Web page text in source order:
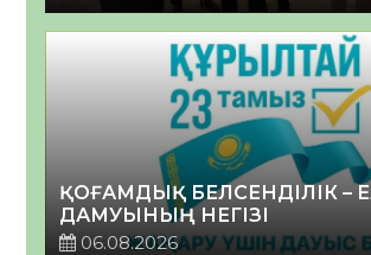
ҚОҒАМДЫҚ БЕЛСЕНДІЛІК –
ДАМУЫНЫҢ НЕГІЗІ
06.08.2026